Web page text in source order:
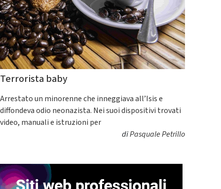
Terrorista baby
Arrestato un minorenne che inneggiava all’Isis e
diffondeva odio neonazista. Nei suoi dispositivi trovati
video, manuali e istruzioni per
diPasquale Petrillo